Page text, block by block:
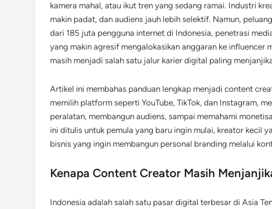
kamera mahal, atau ikut tren yang sedang ramai. Industri
makin padat, dan audiens jauh lebih selektif. Namun,
dari 185 juta pengguna internet di Indonesia, penetrasi
yang makin agresif mengalokasikan anggaran ke
masih menjadi salah satu jalur karier digital paling
Artikel ini membahas panduan lengkap menjadi content
memilih platform seperti YouTube, TikTok, dan Instagram,
peralatan, membangun audiens, sampai memahami
ini ditulis untuk pemula yang baru ingin mulai, kreator kecil
bisnis yang ingin membangun personal branding melalui
Kenapa Content Creator Masih
Indonesia adalah salah satu pasar digital terbesar di Asia